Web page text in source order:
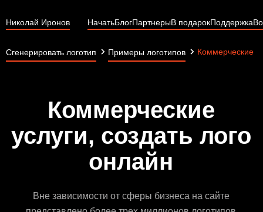
Николай Иронов НачатьБлогПартнерыВ подарокПоддержка
Сгенерировать логотип Примеры логотипов Коммерческие
Коммерческие
услуги, создать лого
онлайн
Вне зависимости от сферы бизнеса на сайте